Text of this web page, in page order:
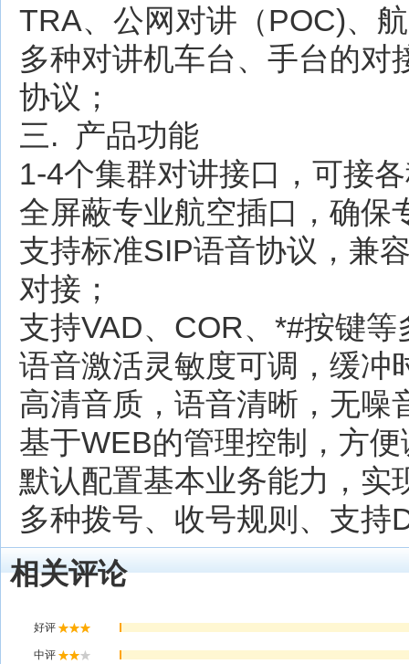
TRA、公网对讲（POC)、
多种对讲机车台、手台的对
协议；
三. 产品功能
1-4个集群对讲接口，可接
全屏蔽专业航空插口，确保
支持标准SIP语音协议，兼
对接；
支持VAD、COR、*#按键
语音激活灵敏度可调，缓冲
高清音质，语音清晰，无噪
基于WEB的管理控制，方
默认配置基本业务能力，实
多种拨号、收号规则、支持
相关评论